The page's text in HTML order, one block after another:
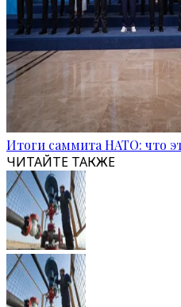
Итоги саммита НАТО: что
ЧИТАЙТЕ ТАКЖЕ